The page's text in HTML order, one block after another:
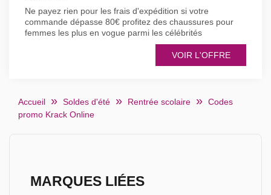
Ne payez rien pour les frais d'expédition si votre
commande dépasse 80€ profitez des chaussures pour
femmes les plus en vogue parmi les célébrités
VOIR L'OFFRE
Accueil Soldes d'été Rentrée scolaire
Codes
promo Krack Online
MARQUES LIÉES